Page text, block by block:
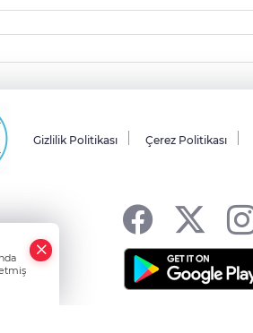
Gizlilik Politikası Çerez Politikası